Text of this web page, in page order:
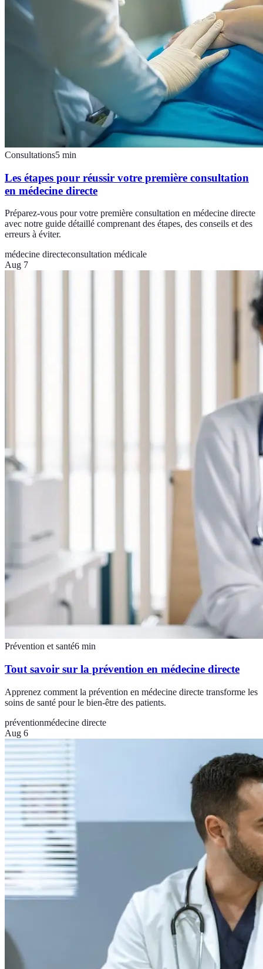
Consultations5 min
Les étapes pour réussir votre première consultation
en médecine directe
Préparez-vous pour votre première consultation en médecine directe
avec notre guide détaillé comprenant des étapes, des conseils et des
erreurs à éviter.
médecine directeconsultation médicale
Aug 7
Prévention et santé6 min
Tout savoir sur la prévention en médecine directe
Apprenez comment la prévention en médecine directe transforme les
soins de santé pour le bien-être des patients.
préventionmédecine directe
Aug 6